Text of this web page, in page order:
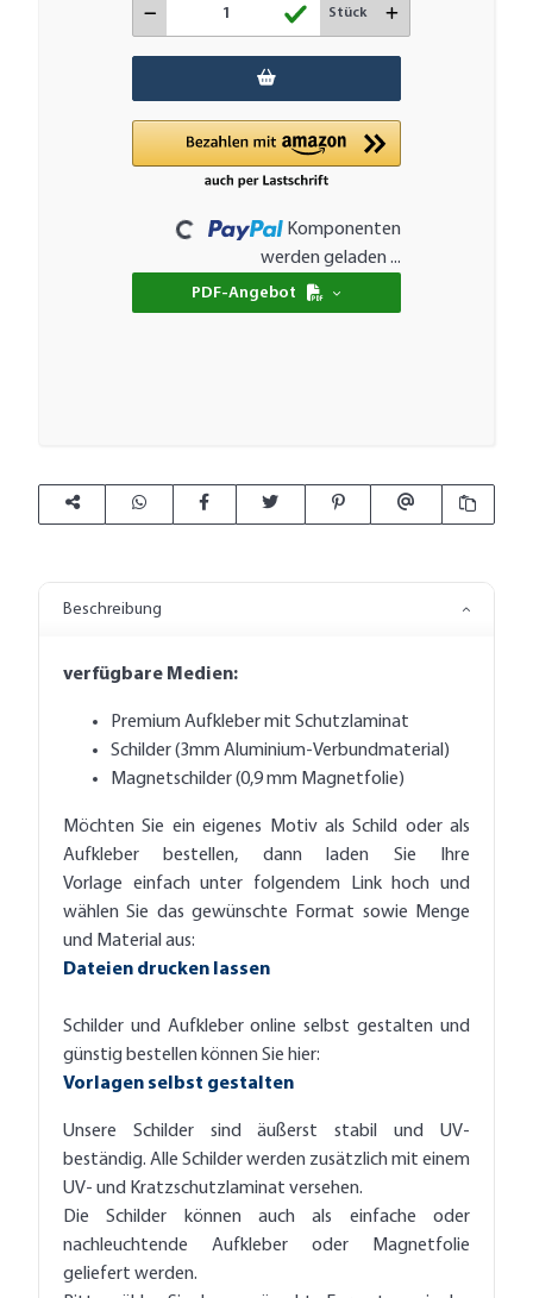
Stück
Loading...
Komponenten
werden geladen ...
PDF-Angebot
Beschreibung
verfügbare Medien:
Premium Aufkleber mit Schutzlaminat
Schilder (3mm Aluminium-Verbundmaterial)
Magnetschilder (0,9 mm Magnetfolie)
Möchten Sie ein eigenes Motiv als Schild oder als
Aufkleber bestellen, dann laden Sie Ihre
Vorlage einfach unter folgendem Link hoch und
wählen Sie das gewünschte Format sowie Menge
und Material aus:
Dateien drucken lassen
Schilder und Aufkleber online selbst gestalten und
günstig bestellen können Sie hier:
Vorlagen selbst gestalten
Unsere Schilder sind äußerst stabil und UV-
beständig. Alle Schilder werden zusätzlich mit einem
UV- und Kratzschutzlaminat versehen.
Die Schilder können auch als einfache oder
nachleuchtende Aufkleber oder Magnetfolie
geliefert werden.